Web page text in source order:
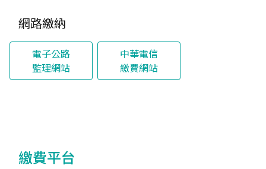
網路繳納
電子公路
監理網站
中華電信
繳費網站
繳費平台